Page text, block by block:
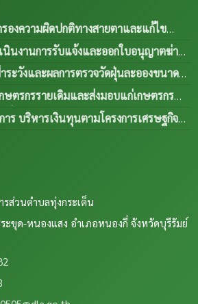
รองความผิดปกติทางสายตาและแก้ไข
รมองเห็นในกลุ่มผู้สูงอายุและผู้ด้อยโอกาส
04 ส.ค. 2569
นินงานการรับแจ้งและออกใบอนุญาตฆ่า
กฎาคม 2569
04 ส.ค. 2569
ระวังและผลการตรวจวัดฝุ่นละอองขนาด
เดือน กรกฎาคม 2569
04 ส.ค.
ษตรกรรายเดิมและส่งมอบแก่เกษตรกร
ที่ 1 เพศเมีย อายุครบ 18 เดือน ขยายให้
เป็นการส่งพื้นทีตำบลทุ่งกเสริมอาชีพเลี้ยง
ะเต็น โดยการให้ยืมเพื่อการผลิต ภายใต้
ร บริหารเงินทุนตามโครงการเศรษฐกิจ
รส่วนตำบลทุ่งกระเต็น
ะขุด-หนองแสง อำเภอหนองกี่ จังหวัดบุรีรัมย์